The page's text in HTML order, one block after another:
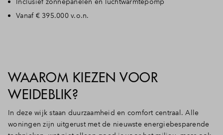
Vanaf € 395.000 v.o.n.
WAAROM KIEZEN VOOR
WEIDEBLIK?
In deze wijk staan duurzaamheid en comfort centraal. Alle
woningen zijn uitgerust met de nieuwste energiebesparende